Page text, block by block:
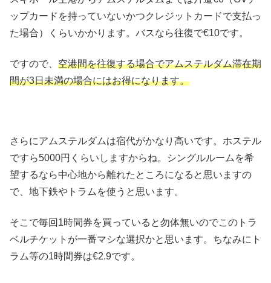
ップカードを持っていないかつクレジットカードで支払っ
た場合）くらいかかります。バスなら往復で€10です。
ですので、 空港間を往復する場合でアムステルダム滞在期
間が3日未満の場合にはお得になります。
さらにアムステルダムは宿代がかなり高いです。ホステル
ですら5000円くらいしますからね。シングルルームを希
望するなら中心地から離れたところになると思いますの
で、地下鉄やトラムを使うと思います。
そこで毎回1時間券を買っていると勿体無いのでこのトラ
ベルチケットが一番マシな選択かと思います。ちなみにト
ラム等の1時間券は€2.9です。